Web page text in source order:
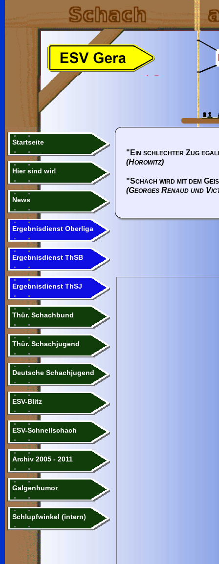
Startseite
Hier sind wir!
News
Ergebnisdienst Oberliga
Ergebnisdienst ThSB
Ergebnisdienst ThSJ
Thür. Schachbund
Thür. Schachjugend
Deutsche Schachjugend
ESV-Blitz
ESV-Schnellschach
Archiv 2005 - 2011
Galgenhumor
Schlupfwinkel (intern)
"Ein schlechter Zug
(Horowitz)
"Schach wird mit dem
(Georges Renaud und